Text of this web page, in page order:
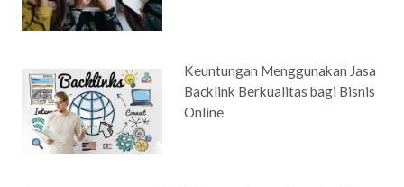
Keuntungan Menggunakan Jasa
Backlink Berkualitas bagi Bisnis
Online